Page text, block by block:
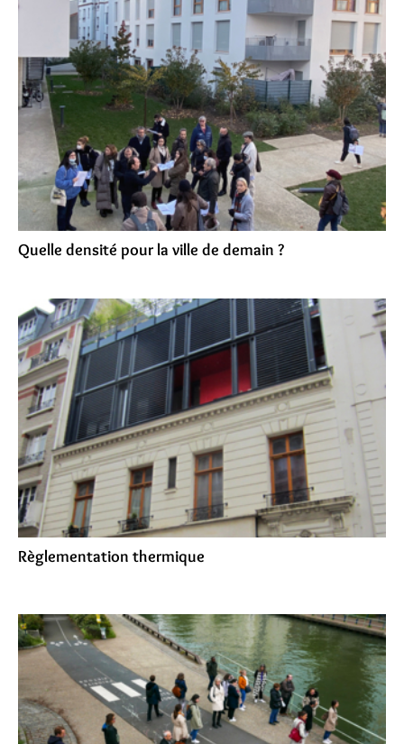
Quelle densité pour la ville de demain ?
Règlementation thermique